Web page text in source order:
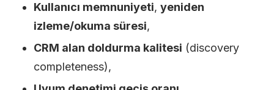
Kullanıcı memnuniyeti, yeniden
izleme/okuma süresi,
CRM alan doldurma kalitesi (discovery
completeness),